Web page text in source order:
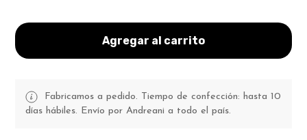
Agregar al carrito
Fabricamos a pedido. Tiempo de confección: hasta 10
días hábiles. Envío por Andreani a todo el país.